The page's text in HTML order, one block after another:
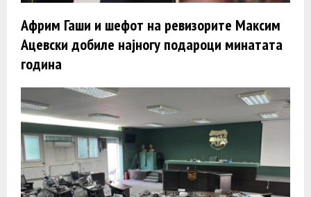
Африм Гаши и шефот на ревизорите Максим
Ацевски добиле најногу подароци минатата
година